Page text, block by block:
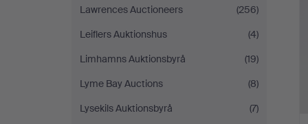
Lawrences Auctioneers
(256)
Leiflers Auktionshus
(4)
Limhamns Auktionsbyrå
(19)
Lyme Bay Auctions
(8)
Lysekils Auktionsbyrå
(7)